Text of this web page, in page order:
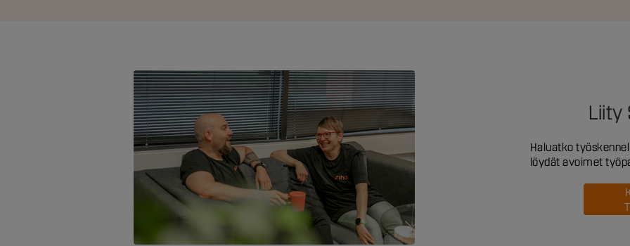
Liity
Haluatko
löydät avoimet